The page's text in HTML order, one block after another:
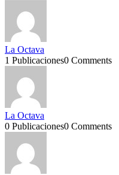
La Octava
1 Publicaciones0 Comments
La Octava
0 Publicaciones0 Comments